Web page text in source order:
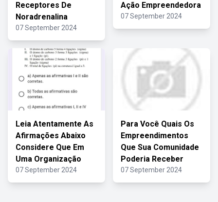
Receptores De
Noradrenalina
07 September 2024
Ação Empreendedora
07 September 2024
Leia Atentamente As
Afirmações Abaixo
Considere Que Em
Uma Organização
07 September 2024
Para Você Quais Os
Empreendimentos
Que Sua Comunidade
Poderia Receber
07 September 2024